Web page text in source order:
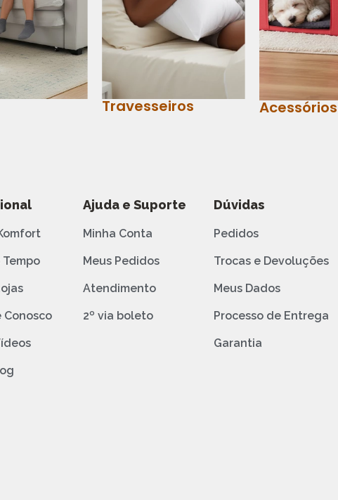
Travesseiros Acessórios
Conosco
Ajuda e Suporte
Minha Conta
Meus Pedidos
Atendimento
2º via boleto
Dúvidas
Pedidos
Trocas e Devoluções
Meus Dados
Processo de Entrega
Garantia